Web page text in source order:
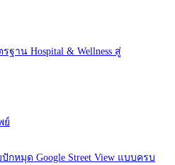
ฐาน Hospital & Wellness สู่
ย์
กหมุด Google Street View แบบครบ